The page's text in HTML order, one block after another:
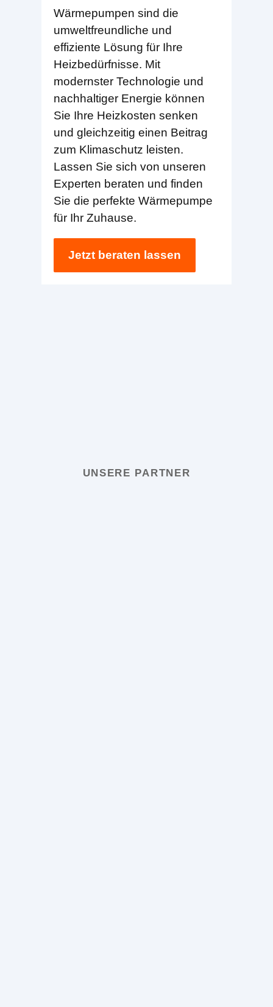
Wärmepumpen sind die
umweltfreundliche und
effiziente Lösung für Ihre
Heizbedürfnisse. Mit
modernster Technologie und
nachhaltiger Energie können
Sie Ihre Heizkosten senken
und gleichzeitig einen Beitrag
zum Klimaschutz leisten.
Lassen Sie sich von unseren
Experten beraten und finden
Sie die perfekte Wärmepumpe
für Ihr Zuhause.
Jetzt beraten lassen
UNSERE PARTNER